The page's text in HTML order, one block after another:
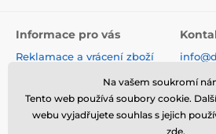
Rozestup osy 37 cm
Korbička:
Výška 13 cm
Výška se stříškou 39 cm
Informace pro vás
Reklamace a vrácení zboží
Obchodní podmínky
Ochrana osobních údajů
Hodnocení obchodu
770
Na vašem soukromí
Tento web používá soubory cookie.
webu vyjadřujete souhlas s jejich
zde.